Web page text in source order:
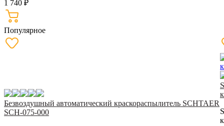
1 740 ₽
Популярное
Безвоздушный автоматический краскораcпылитель SCHTAER
SCH-075-000